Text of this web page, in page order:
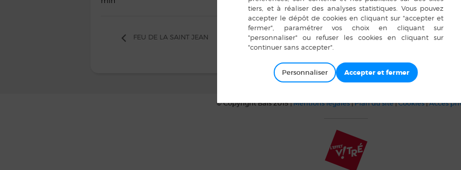
FEU DE LA SAINT JEAN
© Copyright Bais 2015 |Mentions légales|Plan du site|Cookies|Accès
Personnaliser